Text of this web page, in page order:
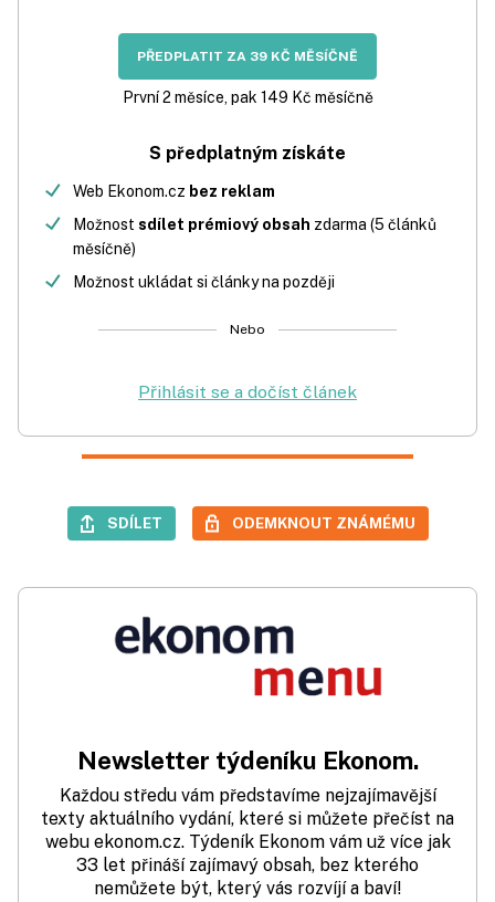
PŘEDPLATIT ZA 39 KČ MĚSÍČNĚ
První 2 měsíce, pak 149 Kč měsíčně
S předplatným získáte
Web Ekonom.cz bez reklam
Možnost sdílet prémiový obsah zdarma (5 článků
měsíčně)
Možnost ukládat si články na později
Nebo
Přihlásit se a dočíst článek
SDÍLET ODEMKNOUT ZNÁMÉMU
Newsletter týdeníku Ekonom.
Každou středu vám představíme nejzajímavější
texty aktuálního vydání, které si můžete přečíst na
webu ekonom.cz. Týdeník Ekonom vám už více jak
33 let přináší zajímavý obsah, bez kterého
nemůžete být, který vás rozvíjí a baví!